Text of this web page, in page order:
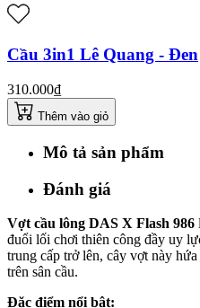
Cầu 3in1 Lê Quang - Đen
310.000₫
Thêm vào giỏ
Mô tả sản phẩm
Đánh giá
Vợt cầu lông DAS X Flash 986
đuổi lối chơi thiên công đầy uy
trung cấp trở lên, cây vợt này
trên sân cầu.
Đặc điểm nổi bật: